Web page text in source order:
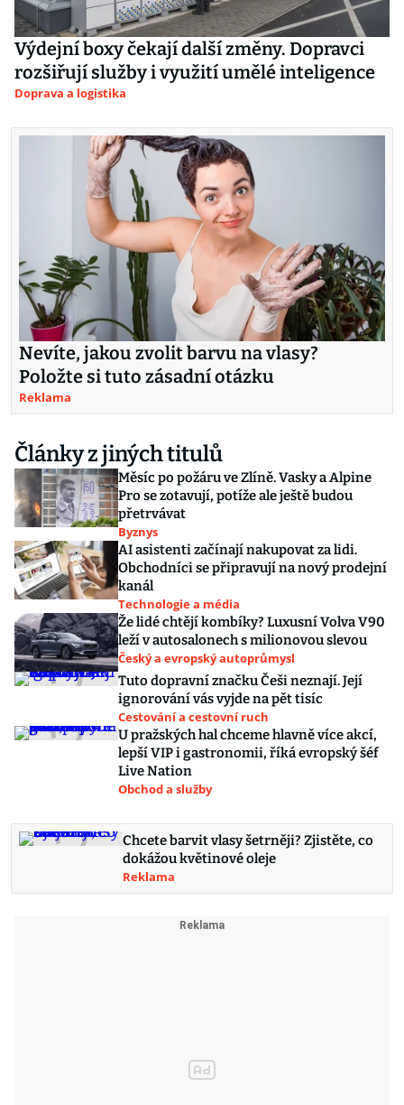
Výdejní boxy čekají další změny. Dopravci
rozšiřují služby i využití umělé inteligence
Doprava a logistika
Nevíte, jakou zvolit barvu na vlasy?
Položte si tuto zásadní otázku
Reklama
Články z jiných titulů
Měsíc po požáru ve Zlíně. Vasky a Alpine
Pro se zotavují, potíže ale ještě budou
přetrvávat
Byznys
AI asistenti začínají nakupovat za lidi.
Obchodníci se připravují na nový prodejní
kanál
Technologie a média
Že lidé chtějí kombíky? Luxusní Volva V90
leží v autosalonech s milionovou slevou
Český a evropský autoprůmysl
Tuto dopravní značku Češi neznají. Její
ignorování vás vyjde na pět tisíc
Cestování a cestovní ruch
U pražských hal chceme hlavně více akcí,
lepší VIP i gastronomii, říká evropský šéf
Live Nation
Obchod a služby
Chcete barvit vlasy šetrněji? Zjistěte, co
dokážou květinové oleje
Reklama